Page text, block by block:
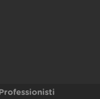
Professionisti